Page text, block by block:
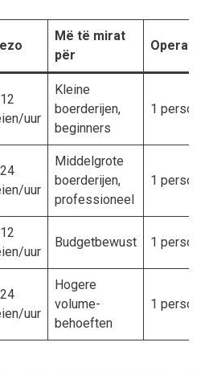
Më të mirat
për
uur
Kleine
boerderijen,
beginners
1 persoon
uur
Middelgrote
boerderijen,
professioneel
1 persoon
uur
Budgetbewust 1 persoon
uur
Hogere
volume-
behoeften
1 persoon